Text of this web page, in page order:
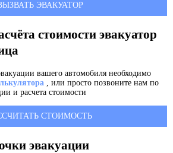
ЭВАКУАТОР
стоимости эвакуатор
вашего автомобиля необходимо
, или просто позвоните нам по
и расчета стоимости
СТОИМОСТЬ
эвакуации